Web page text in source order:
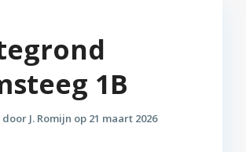
1B
J. Romijn op 21 maart 2026